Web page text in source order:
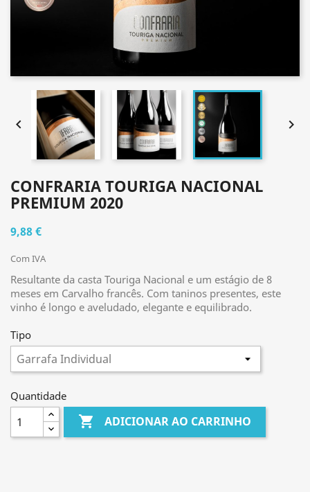
 
CONFRARIA TOURIGA NACIONAL
PREMIUM 2020
9,88 €
Com IVA
Resultante da casta Touriga Nacional e um estágio de 8
meses em Carvalho francês. Com taninos presentes, este
vinho é longo e aveludado, elegante e equilibrado.
Tipo
Quantidade
 ADICIONAR AO CARRINHO